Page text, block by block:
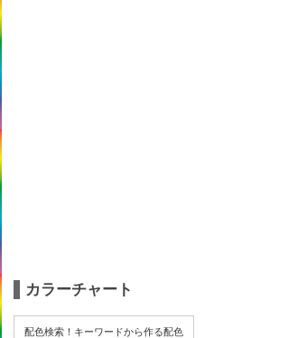
カラーチャート
配色検索！キーワードから作る配色